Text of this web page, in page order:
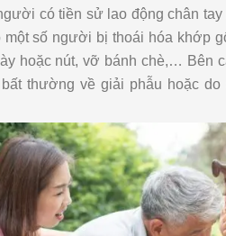
có tiền sử lao động chân
số người bị thoái hóa khớp
hoặc nút, vỡ bánh chè,… Bên
thường về giải phẫu hoặc